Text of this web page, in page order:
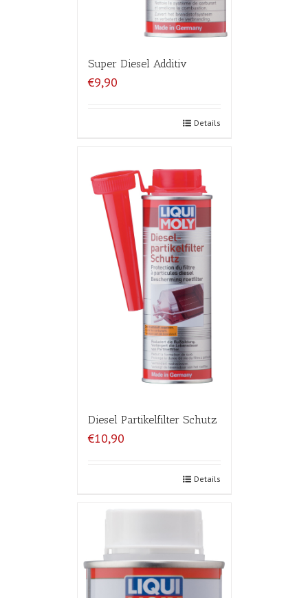
Super Diesel Additiv
€9,90
Details
Diesel Partikelfilter Schutz
€10,90
Details